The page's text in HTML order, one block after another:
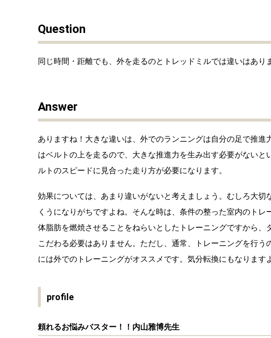
Question
同じ時間・距離でも、外を走るのとトレッドミルでは違いはあり
Answer
ありますね！大きな違いは、外でのランニングは自分の足で推
はベルトの上を走るので、大きな推進力を生み出す必要がない
ルトのスピードに見合った走り方が必要になります。
効果については、あまり違いがないと考えましょう。むしろ大
くうになりがちですよね。そんな時は、条件の整った室内のトレ
体脂肪を燃焼させることをねらいとしたトレーニングですから
こだわる必要はありません。ただし、通常、トレーニングを行
には外でのトレーニングがオススメです。気分転換にもなります
profile
頼れるお悩みバスター！！内山雅博先生